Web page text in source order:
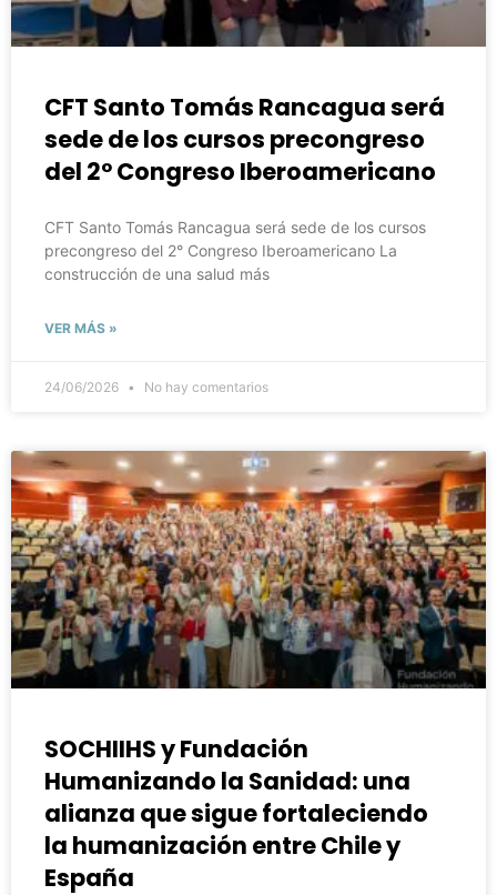
CFT Santo Tomás Rancagua será
sede de los cursos precongreso
del 2° Congreso Iberoamericano
CFT Santo Tomás Rancagua será sede de los cursos
precongreso del 2° Congreso Iberoamericano La
construcción de una salud más
VER MÁS »
24/06/2026 No hay comentarios
SOCHIIHS y Fundación
Humanizando la Sanidad: una
alianza que sigue fortaleciendo
la humanización entre Chile y
España